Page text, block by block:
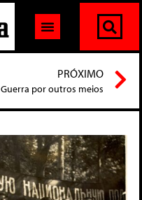
PRÓXIMO
Guerra por outros meios